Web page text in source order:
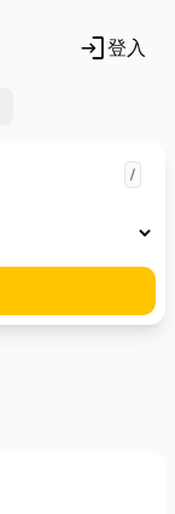
login登入
/